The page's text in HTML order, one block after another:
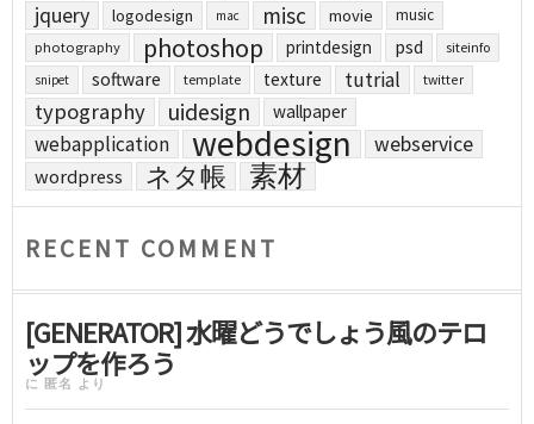
jquery logodesign mac misc movie music
photography photoshop printdesign psd siteinfo
snipet software template texture tutrial twitter
typography uidesign wallpaper
webapplication webdesign webservice
wordpress ネタ帳 素材
RECENT COMMENT
[GENERATOR] 水曜どうでしょう風のテロ
ップを作ろう
に 匿名 より